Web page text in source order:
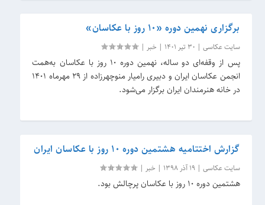
برگزاری نهمین دوره «۱۰ روز با عکاسان»
سایت عکاسی | 30 تیر 1401 | خبر |
پس از وقفه‌ای دو ساله، نهمین دوره ۱۰ روز با عکاسان به‌همت
انجمن عکاسان ایران و دبیری رامیار منوچهرزاده از ۲۹ مهرماه 1401
در خانه هنرمندان ایران برگزار می‌شود.
گزارش اختتامیه هشتمین دوره 10 روز با عکاسان ایران
سایت عکاسی |19 آذر 1398 | خبر |
هشتمین دوره 10 روز با عکاسان پرچالش بود.